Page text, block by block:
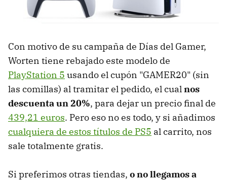
Con motivo de su campaña de Días del Gamer,
Worten tiene rebajado este modelo de
PlayStation 5 usando el cupón "GAMER20" (sin
las comillas) al tramitar el pedido, el cualnos
descuenta un 20%, para dejar un precio final de
439,21 euros. Pero eso no es todo, y si añadimos
cualquiera de estos títulos de PS5 al carrito, nos
sale totalmente gratis.
Si preferimos otras tiendas, o no llegamos a